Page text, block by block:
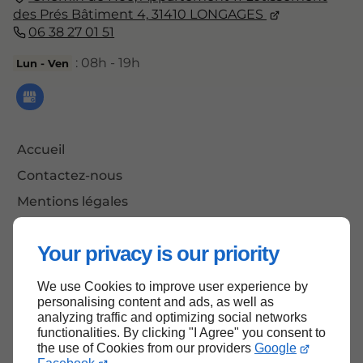
Your privacy is our priority
We use Cookies to improve user experience by
personalising content and ads, as well as
analyzing traffic and optimizing social networks
functionalities. By clicking "I Agree" you consent to
the use of Cookies from our providers Google
des Prés Bâtiment 4, 31410 LONGAGES
06 38 27 01 51
Lun - Ven : 08h - 19h
Accueil
Contactez-nous
Mentions légales
Haut de page